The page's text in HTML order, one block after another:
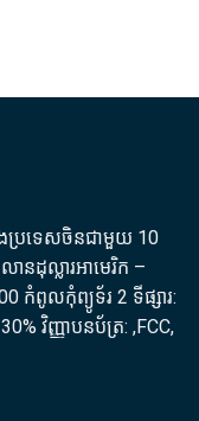
នុងប្រទេសចិនជាមួយ 10
នដុល្លារអាមេរិក –
កំពូលកុំព្យូទ័រ 2 ទីផ្សារ:
វិញ្ញាបនប័ត្រ: ,FCC,